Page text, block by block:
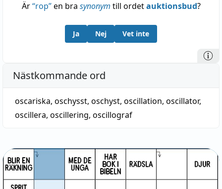
Är“rop”en bra synonym till ordetauktionsbud?
Ja Nej Vet inte
Nästkommande ord
oscariska, oschysst, oschyst, oscillation, oscillator,
oscillera, oscillering, oscillograf